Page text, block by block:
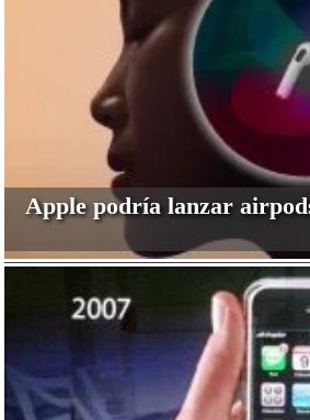
Apple podría lanzar